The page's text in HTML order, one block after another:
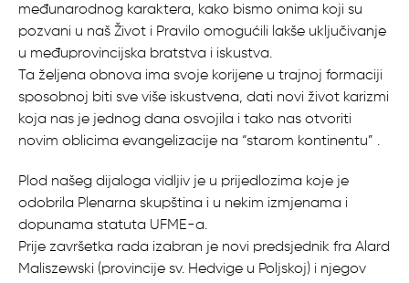
međunarodnog karaktera, kako bismo onima koji su
pozvani u naš Život i Pravilo omogućili lakše uključivanje
u međuprovincijska bratstva i iskustva.
Ta željena obnova ima svoje korijene u trajnoj formaciji
sposobnoj biti sve više iskustvena, dati novi život karizmi
koja nas je jednog dana osvojila i tako nas otvoriti
novim oblicima evangelizacije na “starom kontinentu” .
Plod našeg dijaloga vidljiv je u prijedlozima koje je
odobrila Plenarna skupština i u nekim izmjenama i
dopunama statuta UFME-a.
Prije završetka rada izabran je novi predsjednik fra Alard
Maliszewski (provincije sv. Hedvige u Poljskoj) i njegov